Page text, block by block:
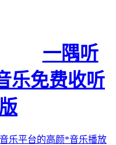
一隅听
乐免费收听
乐平台的高颜*音乐播放